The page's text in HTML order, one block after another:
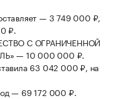
— 3 749 000 ₽,
₽.
С ОГРАНИЧЕННОЙ
— 10 000 000 ₽.
63 042 000 ₽, на
— 69 172 000 ₽.